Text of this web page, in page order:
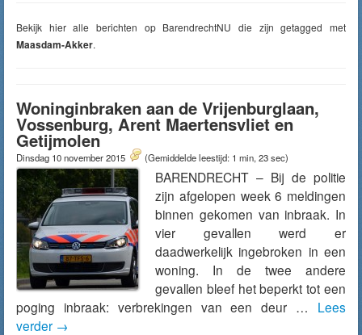
Bekijk hier alle berichten op BarendrechtNU die zijn getagged met
Maasdam-Akker.
Woninginbraken aan de Vrijenburglaan,
Vossenburg, Arent Maertensvliet en
Getijmolen
Dinsdag 10 november 2015 (Gemiddelde leestijd: 1 min, 23 sec)
BARENDRECHT – Bij de politie
zijn afgelopen week 6 meldingen
binnen gekomen van inbraak. In
vier gevallen werd er
daadwerkelijk ingebroken in een
woning. In de twee andere
gevallen bleef het beperkt tot een
poging inbraak: verbrekingen van een deur … Lees
verder →